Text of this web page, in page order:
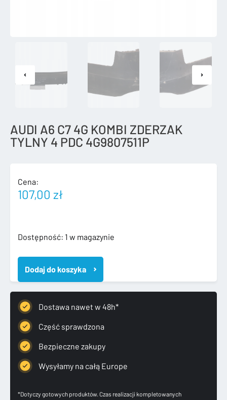
AUDI A6 C7 4G KOMBI ZDERZAK
TYLNY 4 PDC 4G9807511P
Cena:
107,00 zł
Dostępność: 1 w magazynie
ilość
A6
C7
4G
KOMBI
ZDERZAK
TYLNY
4
PDC
4G9807511P
Dodaj do koszyka
Dostawa nawet w 48h*
Część sprawdzona
Bezpieczne zakupy
Wysyłamy na całą Europe
*Dotyczy gotowych produktów. Czas realizacji kompletowanych